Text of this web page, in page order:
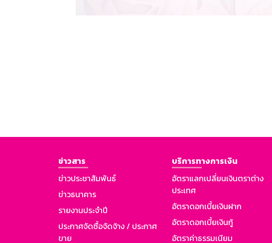
ข่าวสาร
ข่าวประชาสัมพันธ์
ข่าวธนาคาร
รายงานประจำปี
ประกาศจัดซื้อจัดจ้าง / ประกาศ
ขาย
บริการทางการเงิน
อัตราแลกเปลี่ยนเงินตราต่าง
ประเทศ
อัตราดอกเบี้ยเงินฝาก
อัตราดอกเบี้ยเงินกู้
อัตราค่าธรรมเนียม